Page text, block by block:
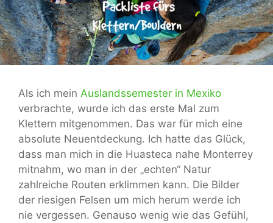
Als ich mein Auslandssemester in Mexiko
verbrachte, wurde ich das erste Mal zum
Klettern mitgenommen. Das war für mich eine
absolute Neuentdeckung. Ich hatte das Glück,
dass man mich in die Huasteca nahe Monterrey
mitnahm, wo man in der „echten“ Natur
zahlreiche Routen erklimmen kann. Die Bilder
der riesigen Felsen um mich herum werde ich
nie vergessen. Genauso wenig wie das Gefühl,